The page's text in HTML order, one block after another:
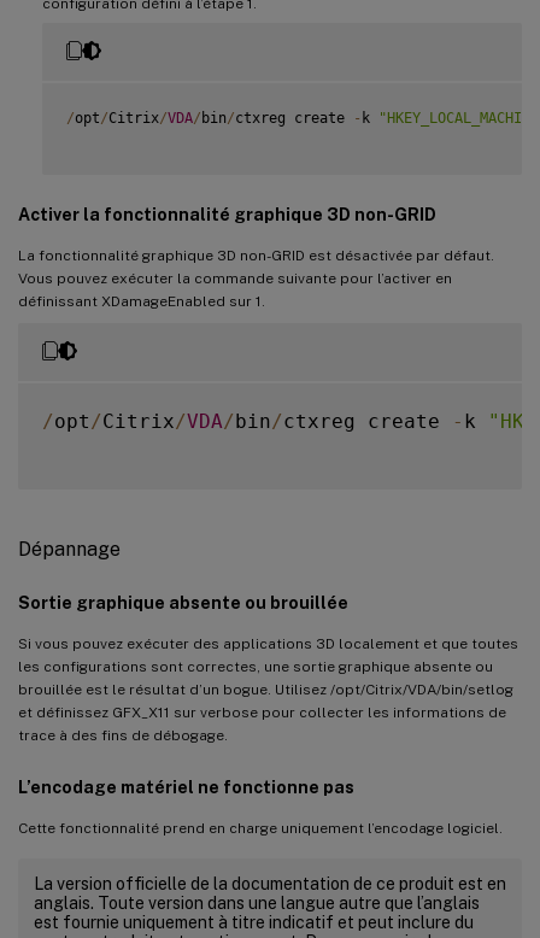
/opt/Citrix/VDA/ bin/ctxreg create - k
Activer la fonctionnalité graphique 3D non-GRID
La fonctionnalité graphique 3D non-GRID est désactivée par défaut.
Vous pouvez exécuter la commande suivante pour l’activer en
définissant XDamageEnabled sur 1.
/opt /Citrix/VDA/bin/ctxreg create - k
Dépannage
Sortie graphique absente ou brouillée
Si vous pouvez exécuter des applications 3D localement et que toutes
les configurations sont correctes, une sortie graphique absente ou
brouillée est le résultat d’un bogue. Utilisez /opt/Citrix/VDA/bin/setlog
et définissez GFX_X11 sur verbose pour collecter les informations de
trace à des fins de débogage.
L’encodage matériel ne fonctionne pas
Cette fonctionnalité prend en charge uniquement l’encodage logiciel.
La version officielle de la documentation de ce produit est en
anglais. Toute version dans une langue autre que l’anglais
est fournie uniquement à titre indicatif et peut inclure du